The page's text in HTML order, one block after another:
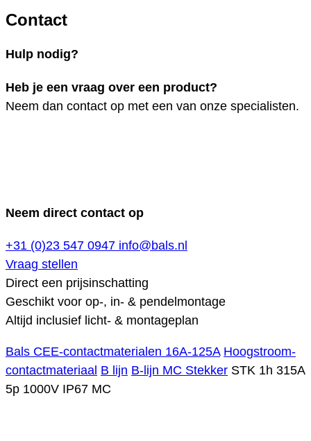
Contact
Hulp nodig?
Heb je een vraag over een product?
Neem dan contact op met een van onze specialisten.
Neem direct contact op
+31 (0)23 547 0947 info@bals.nl
Vraag stellen
Direct een prijsinschatting
Geschikt voor op-, in- & pendelmontage
Altijd inclusief licht- & montageplan
Bals CEE-contactmaterialen 16A-125A Hoogstroom-
contactmateriaal B lijn B-lijn MC Stekker STK 1h 315A
5p 1000V IP67 MC